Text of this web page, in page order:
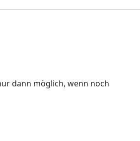
dann möglich, wenn noch